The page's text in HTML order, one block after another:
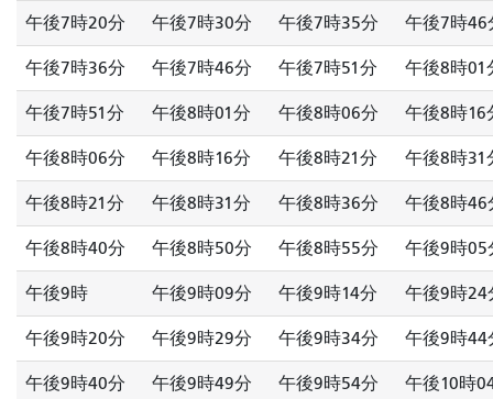
午後7時20分 午後7時30分 午後7時35分 午後7時46
午後7時36分 午後7時46分 午後7時51分 午後8時01
午後7時51分 午後8時01分 午後8時06分 午後8時16
午後8時06分 午後8時16分 午後8時21分 午後8時31
午後8時21分 午後8時31分 午後8時36分 午後8時46
午後8時40分 午後8時50分 午後8時55分 午後9時05
午後9時 午後9時09分 午後9時14分 午後9時24
午後9時20分 午後9時29分 午後9時34分 午後9時44
午後9時40分 午後9時49分 午後9時54分 午後10時